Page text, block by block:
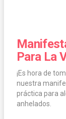
Para La
¡Es hora de
nuestra
práctica para
anhelados.